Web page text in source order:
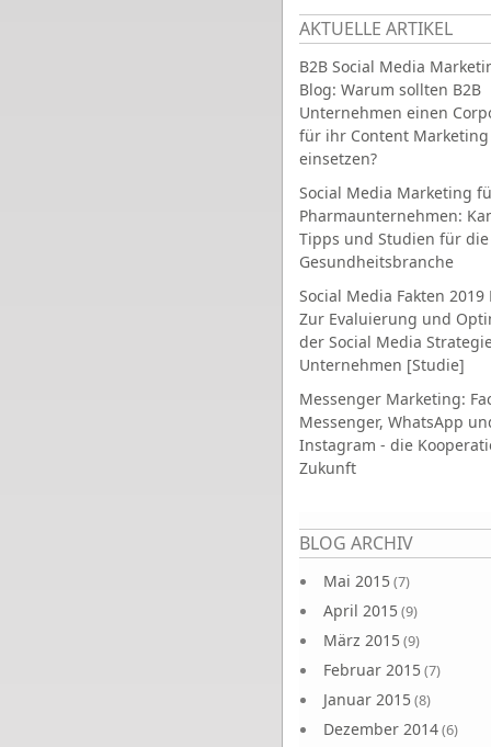
AKTUELLE ARTIKEL
B2B Social Media
Blog: Warum sollten B2B
Unternehmen einen
für ihr Content Marketing
einsetzen?
Social Media Marketing
Pharmaunternehmen:
Tipps und Studien für die
Gesundheitsbranche
Social Media Fakten 2019
Zur Evaluierung und
der Social Media
Unternehmen [Studie]
Messenger Marketing:
Messenger, WhatsApp
Instagram - die
Zukunft
BLOG ARCHIV
Mai 2015(7)
April 2015(9)
März 2015(9)
Februar 2015(7)
Januar 2015(8)
Dezember 2014(6)
Seiten